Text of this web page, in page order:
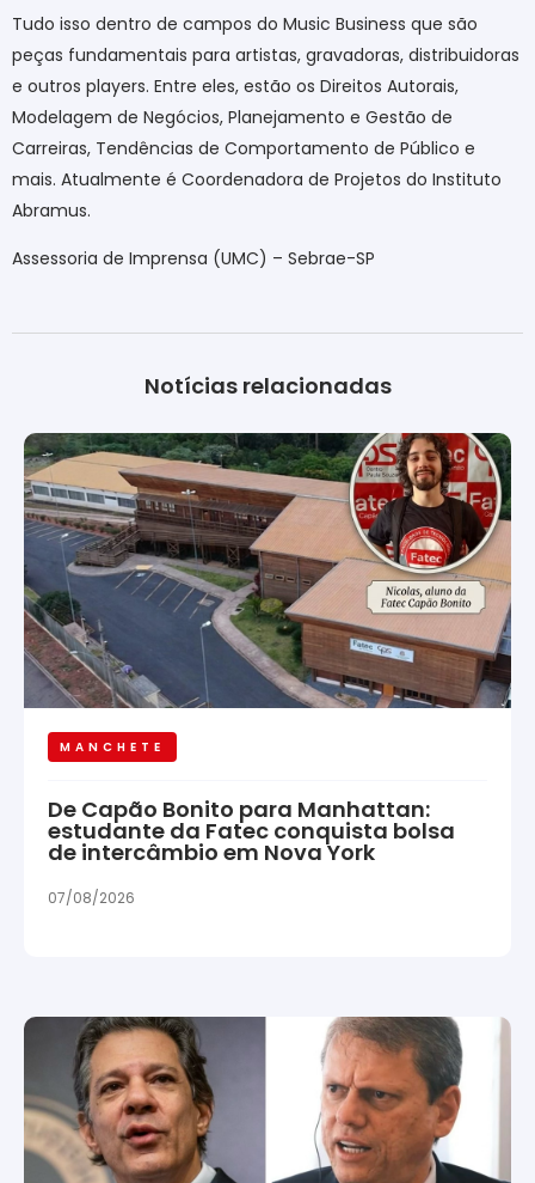
Tudo isso dentro de campos do Music Business que são
peças fundamentais para artistas, gravadoras, distribuidoras
e outros players. Entre eles, estão os Direitos Autorais,
Modelagem de Negócios, Planejamento e Gestão de
Carreiras, Tendências de Comportamento de Público e
mais. Atualmente é Coordenadora de Projetos do Instituto
Abramus.
Assessoria de Imprensa (UMC) – Sebrae-SP
Notícias relacionadas
MANCHETE
De Capão Bonito para Manhattan:
estudante da Fatec conquista bolsa
de intercâmbio em Nova York
07/08/2026